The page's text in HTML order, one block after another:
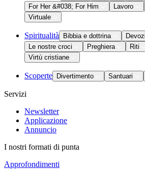
For Her &#038; For Him
Lavoro
Virtuale
Spiritualità Bibbia e dottrina
Le nostre croci
Preghiera Riti
Virtù cristiane
Scoperte Divertimento Santuari
Servizi
Newsletter
Applicazione
Annuncio
I nostri formati di punta
Approfondimenti